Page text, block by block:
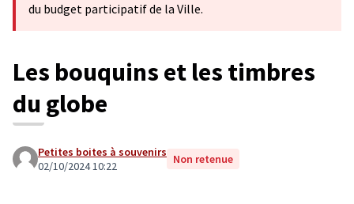
du budget participatif de la Ville.
Les bouquins et les timbres
du globe
Petites boites à souvenirs
02/10/2024 10:22
Non retenue